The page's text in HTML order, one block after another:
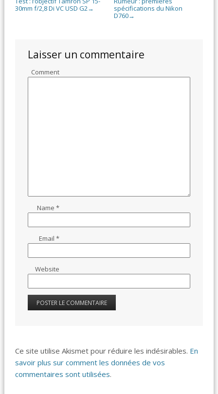
30mm f/2,8 Di VC USD G2 →
spécifications du Nikon
D760→
Laisser un commentaire
Comment
Name*
Email*
Website
Ce site utilise Akismet pour réduire les indésirables. En
savoir plus sur comment les données de vos
commentaires sont utilisées.